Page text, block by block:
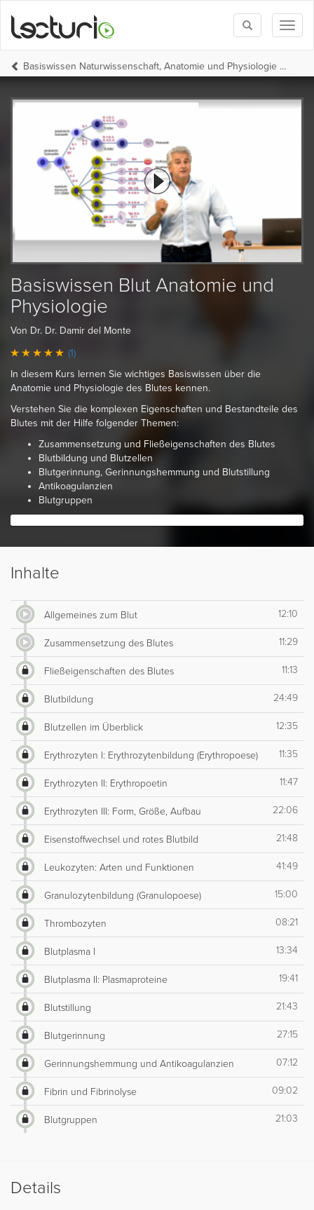
Toggle
search
Basiswissen Naturwissenschaft, Anatomie und Physiologie (Uni-Med-HP Teil 1)
Basiswissen Blut Anatomie und
Physiologie
Von Dr. Dr. Damir del Monte
(1)
In diesem Kurs lernen Sie wichtiges Basiswissen über die
Anatomie und Physiologie des Blutes kennen.
Verstehen Sie die komplexen Eigenschaften und Bestandteile des
Blutes mit der Hilfe folgender Themen:
Zusammensetzung und Fließeigenschaften des Blutes
Blutbildung und Blutzellen
Blutgerinnung, Gerinnungshemmung und Blutstillung
Antikoagulanzien
Blutgruppen
Inhalte
Allgemeines zum Blut 12:10
Zusammensetzung des Blutes 11:29
Fließeigenschaften des Blutes 11:13
Blutbildung 24:49
Blutzellen im Überblick 12:35
Erythrozyten I: Erythrozytenbildung (Erythropoese) 11:35
Erythrozyten II: Erythropoetin 11:47
Erythrozyten III: Form, Größe, Aufbau 22:06
Eisenstoffwechsel und rotes Blutbild 21:48
Leukozyten: Arten und Funktionen 41:49
Granulozytenbildung (Granulopoese) 15:00
Thrombozyten 08:21
Blutplasma I 13:34
Blutplasma II: Plasmaproteine 19:41
Blutstillung 21:43
Blutgerinnung 27:15
Gerinnungshemmung und Antikoagulanzien 07:12
Fibrin und Fibrinolyse 09:02
Blutgruppen 21:03
Details